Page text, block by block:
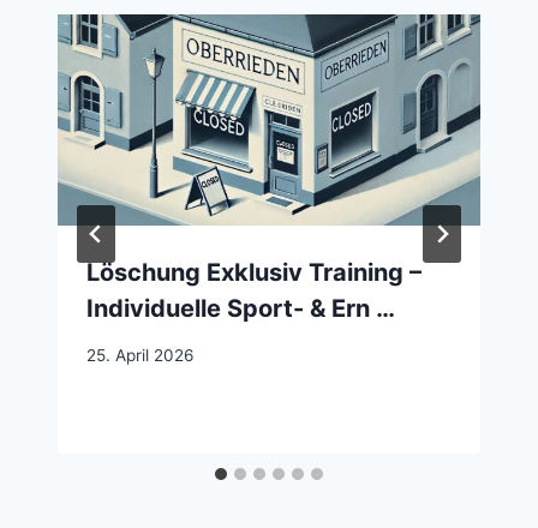
Löschung Exklusiv Training –
Individuelle Sport- & Ern …
25. April 2026